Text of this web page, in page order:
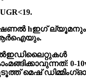
UGR<19.
hഇഗ് ല്യൂമനും
.
ലൈറ്റുകൾ
മങ്ങിക്കാവുന്നത്: 0-
മെഷ് ഡിമ്മിംഗ്